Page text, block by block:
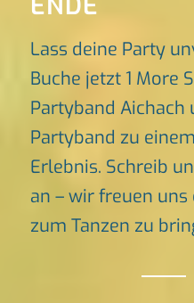
Lass deine Party
Buche jetzt 1 More
Partyband Aichach
Partyband zu
Erlebnis. Schreib
an – wir freuen uns
zum Tanzen zu